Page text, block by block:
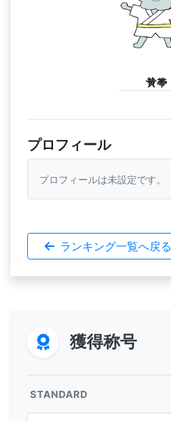
黄帯
プロフィール
プロフィールは未設定です。
ランキング一覧へ戻る
獲得称号
STANDARD